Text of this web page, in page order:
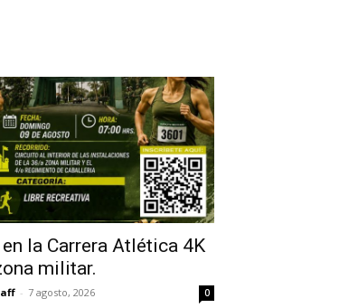
la Carrera Atlética 4K
militar.
- 7 agosto, 2026 0